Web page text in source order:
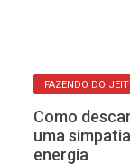
FAZENDO DO
Como
uma
energia